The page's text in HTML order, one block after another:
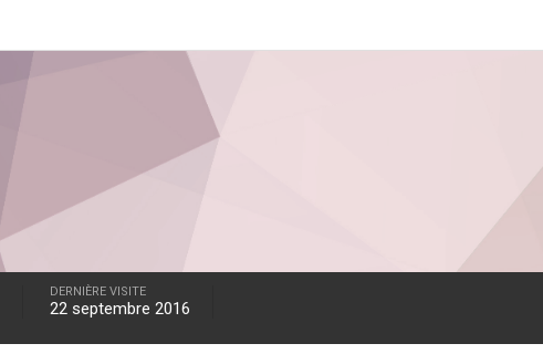
DERNIÈRE VISITE
22 septembre 2016